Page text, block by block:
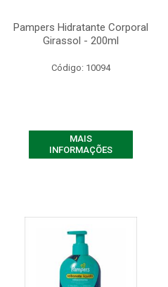
Pampers Hidratante Corporal
Girassol - 200ml
Código: 10094
MAIS
INFORMAÇÕES